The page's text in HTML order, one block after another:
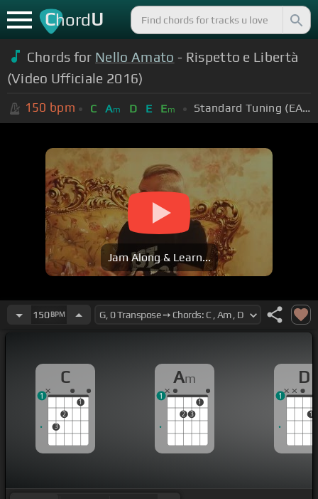
ChordU
Chords for Nello Amato - Rispetto e Libertà
(Video Ufficiale 2016)
150 bpm C Am D E Em Standard Tuning (EADGBE)
Jam Along & Learn...
150BPM
C
3
2
1
1
Am
2 3
1
1
D
1
1